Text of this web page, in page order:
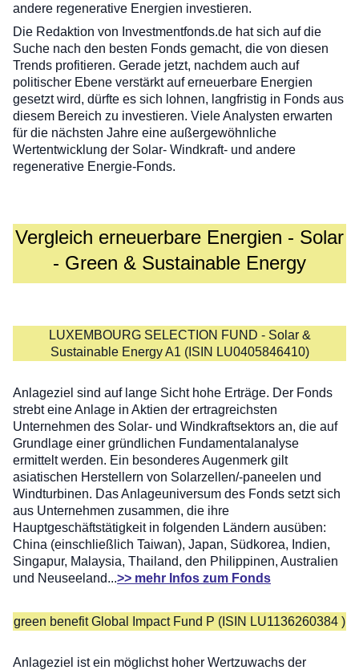
andere regenerative Energien investieren.
Die Redaktion von Investmentfonds.de hat sich auf die
Suche nach den besten Fonds gemacht, die von diesen
Trends profitieren. Gerade jetzt, nachdem auch auf
politischer Ebene verstärkt auf erneuerbare Energien
gesetzt wird, dürfte es sich lohnen, langfristig in Fonds aus
diesem Bereich zu investieren. Viele Analysten erwarten
für die nächsten Jahre eine außergewöhnliche
Wertentwicklung der Solar- Windkraft- und andere
regenerative Energie-Fonds.
Vergleich erneuerbare Energien - Solar
- Green & Sustainable Energy
LUXEMBOURG SELECTION FUND - Solar &
Sustainable Energy A1 (ISIN LU0405846410)
Anlageziel sind auf lange Sicht hohe Erträge. Der Fonds
strebt eine Anlage in Aktien der ertragreichsten
Unternehmen des Solar- und Windkraftsektors an, die auf
Grundlage einer gründlichen Fundamentalanalyse
ermittelt werden. Ein besonderes Augenmerk gilt
asiatischen Herstellern von Solarzellen/-paneelen und
Windturbinen. Das Anlageuniversum des Fonds setzt sich
aus Unternehmen zusammen, die ihre
Hauptgeschäftstätigkeit in folgenden Ländern ausüben:
China (einschließlich Taiwan), Japan, Südkorea, Indien,
Singapur, Malaysia, Thailand, den Philippinen, Australien
und Neuseeland...>> mehr Infos zum Fonds
green benefit Global Impact Fund P (ISIN LU1136260384 )
Anlageziel ist ein möglichst hoher Wertzuwachs der